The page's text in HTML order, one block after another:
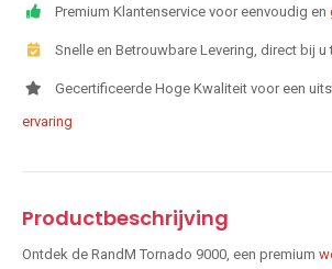
Premium Klantenservice voor eenvoudig en
Snelle en Betrouwbare Levering, direct bij u
Gecertificeerde Hoge Kwaliteit voor een
ervaring
Productbeschrijving
Ontdek de RandM Tornado 9000, een premium